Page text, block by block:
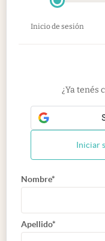
Inicio de sesión
¿Ya tenés
Iniciar
Nombre*
Apellido*